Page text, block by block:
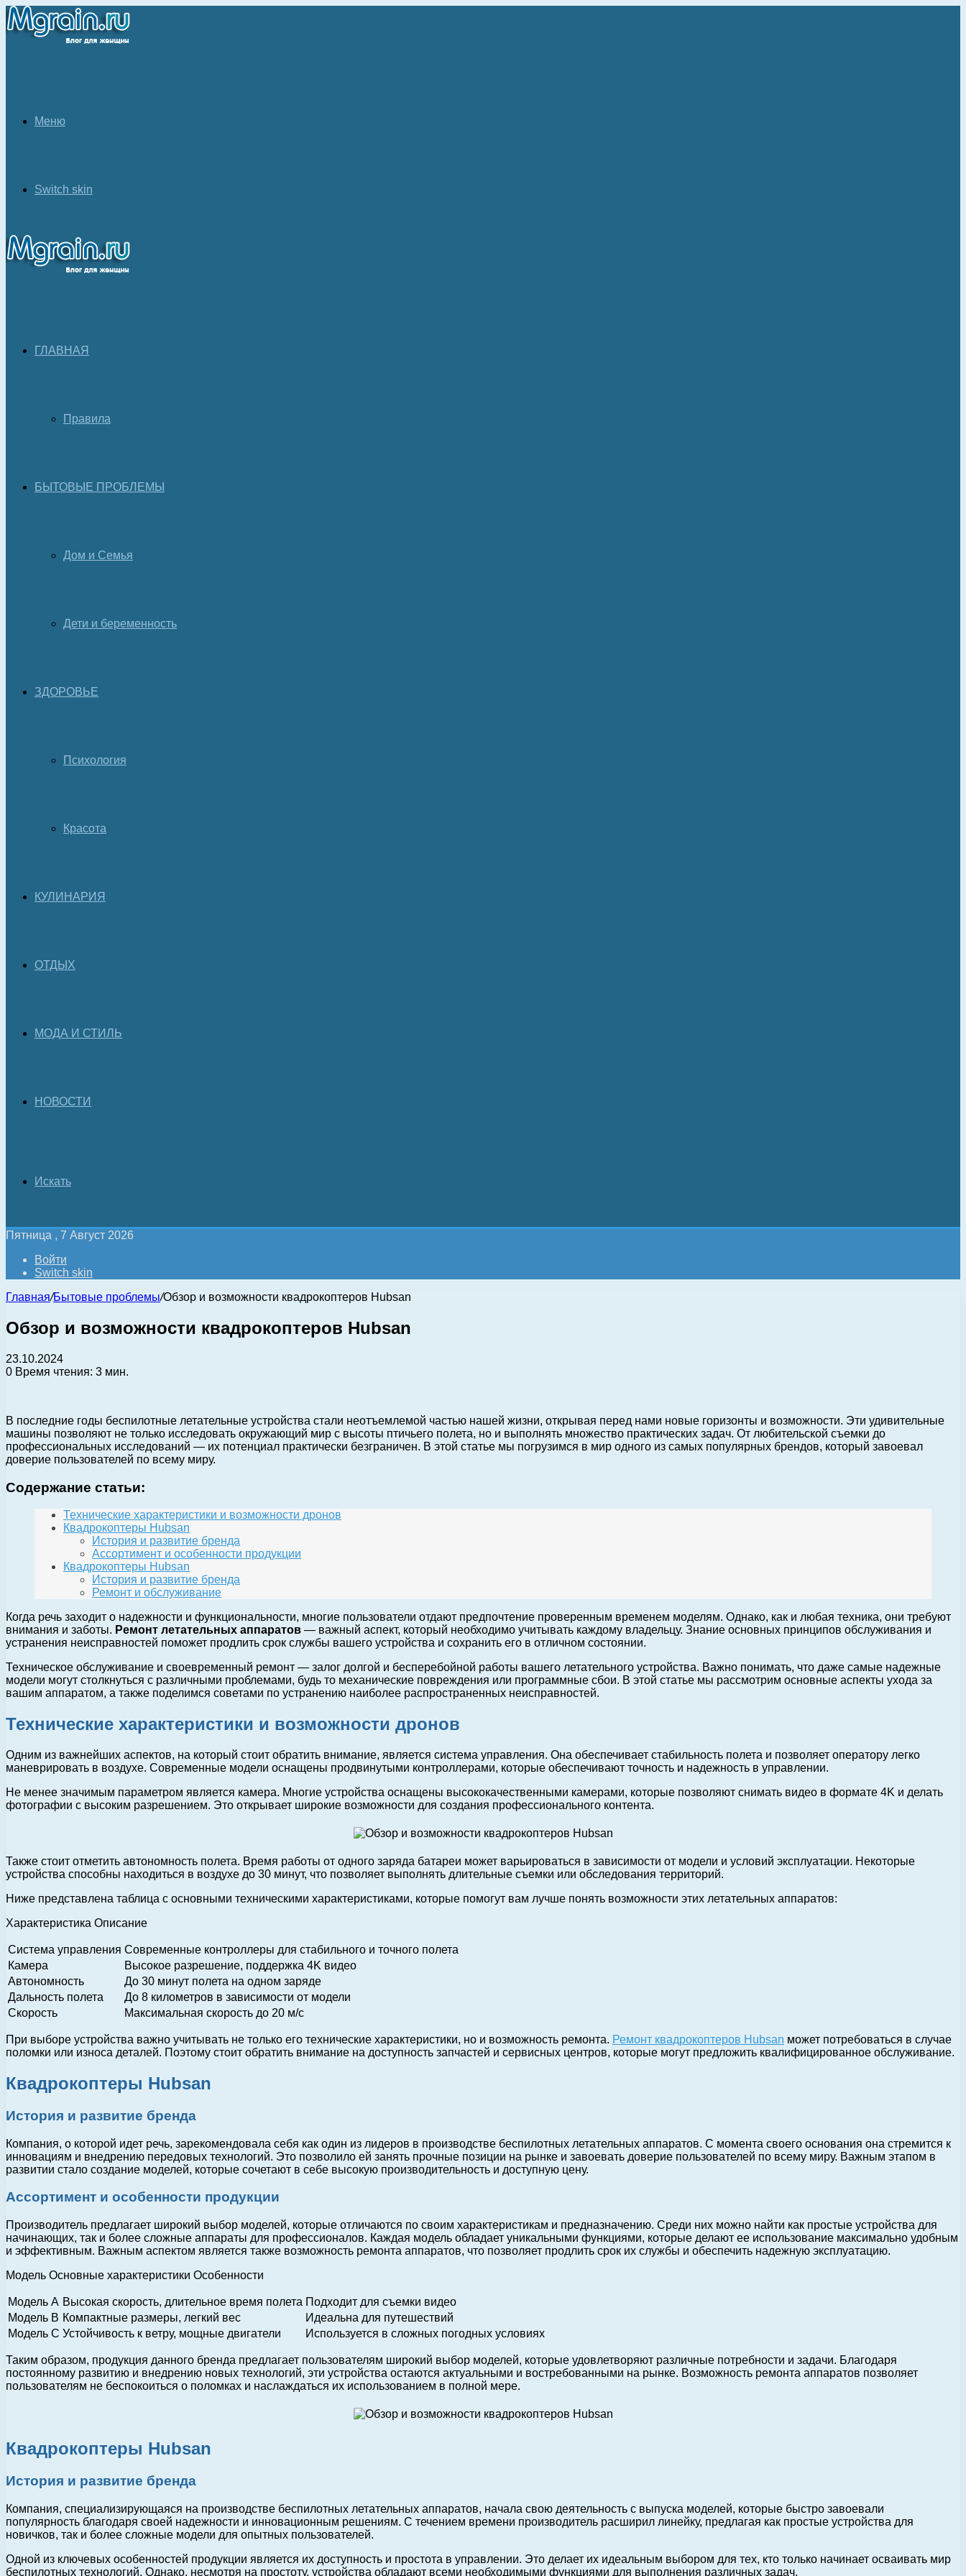
Меню
Switch skin
ГЛАВНАЯ
Правила
БЫТОВЫЕ ПРОБЛЕМЫ
Дом и Семья
Дети и беременность
ЗДОРОВЬЕ
Психология
Красота
КУЛИНАРИЯ
ОТДЫХ
МОДА И СТИЛЬ
НОВОСТИ
Искать
Пятница , 7 Август 2026
Войти
Switch skin
Главная/Бытовые проблемы/Обзор и возможности квадрокоптеров Hubsan
Обзор и возможности квадрокоптеров Hubsan
23.10.2024
0 Время чтения: 3 мин.
В последние годы беспилотные летательные устройства стали неотъемлемой частью нашей жизни, открывая перед нами новые горизонты и возможности. Эти удивительные
машины позволяют не только исследовать окружающий мир с высоты птичьего полета, но и выполнять множество практических задач. От любительской съемки до
профессиональных исследований — их потенциал практически безграничен. В этой статье мы погрузимся в мир одного из самых популярных брендов, который завоевал
доверие пользователей по всему миру.
Содержание статьи:
Технические характеристики и возможности дронов
Квадрокоптеры Hubsan
История и развитие бренда
Ассортимент и особенности продукции
Квадрокоптеры Hubsan
История и развитие бренда
Ремонт и обслуживание
Когда речь заходит о надежности и функциональности, многие пользователи отдают предпочтение проверенным временем моделям. Однако, как и любая техника, они требуют
внимания и заботы. Ремонт летательных аппаратов — важный аспект, который необходимо учитывать каждому владельцу. Знание основных принципов обслуживания и
устранения неисправностей поможет продлить срок службы вашего устройства и сохранить его в отличном состоянии.
Техническое обслуживание и своевременный ремонт — залог долгой и бесперебойной работы вашего летательного устройства. Важно понимать, что даже самые надежные
модели могут столкнуться с различными проблемами, будь то механические повреждения или программные сбои. В этой статье мы рассмотрим основные аспекты ухода за
вашим аппаратом, а также поделимся советами по устранению наиболее распространенных неисправностей.
Технические характеристики и возможности дронов
Одним из важнейших аспектов, на который стоит обратить внимание, является система управления. Она обеспечивает стабильность полета и позволяет оператору легко
маневрировать в воздухе. Современные модели оснащены продвинутыми контроллерами, которые обеспечивают точность и надежность в управлении.
Не менее значимым параметром является камера. Многие устройства оснащены высококачественными камерами, которые позволяют снимать видео в формате 4K и делать
фотографии с высоким разрешением. Это открывает широкие возможности для создания профессионального контента.
Также стоит отметить автономность полета. Время работы от одного заряда батареи может варьироваться в зависимости от модели и условий эксплуатации. Некоторые
устройства способны находиться в воздухе до 30 минут, что позволяет выполнять длительные съемки или обследования территорий.
Ниже представлена таблица с основными техническими характеристиками, которые помогут вам лучше понять возможности этих летательных аппаратов:
Характеристика Описание
Система управления Современные контроллеры для стабильного и точного полета
Камера
Высокое разрешение, поддержка 4K видео
Автономность
До 30 минут полета на одном заряде
Дальность полета
До 8 километров в зависимости от модели
Скорость
Максимальная скорость до 20 м/с
При выборе устройства важно учитывать не только его технические характеристики, но и возможность ремонта. Ремонт квадрокоптеров Hubsan может потребоваться в случае
поломки или износа деталей. Поэтому стоит обратить внимание на доступность запчастей и сервисных центров, которые могут предложить квалифицированное обслуживание.
Квадрокоптеры Hubsan
История и развитие бренда
Компания, о которой идет речь, зарекомендовала себя как один из лидеров в производстве беспилотных летательных аппаратов. С момента своего основания она стремится к
инновациям и внедрению передовых технологий. Это позволило ей занять прочные позиции на рынке и завоевать доверие пользователей по всему миру. Важным этапом в
развитии стало создание моделей, которые сочетают в себе высокую производительность и доступную цену.
Ассортимент и особенности продукции
Производитель предлагает широкий выбор моделей, которые отличаются по своим характеристикам и предназначению. Среди них можно найти как простые устройства для
начинающих, так и более сложные аппараты для профессионалов. Каждая модель обладает уникальными функциями, которые делают ее использование максимально удобным
и эффективным. Важным аспектом является также возможность ремонта аппаратов, что позволяет продлить срок их службы и обеспечить надежную эксплуатацию.
Модель Основные характеристики Особенности
Модель A Высокая скорость, длительное время полета Подходит для съемки видео
Модель B Компактные размеры, легкий вес
Идеальна для путешествий
Модель C Устойчивость к ветру, мощные двигатели Используется в сложных погодных условиях
Таким образом, продукция данного бренда предлагает пользователям широкий выбор моделей, которые удовлетворяют различные потребности и задачи. Благодаря
постоянному развитию и внедрению новых технологий, эти устройства остаются актуальными и востребованными на рынке. Возможность ремонта аппаратов позволяет
пользователям не беспокоиться о поломках и наслаждаться их использованием в полной мере.
Квадрокоптеры Hubsan
История и развитие бренда
Компания, специализирующаяся на производстве беспилотных летательных аппаратов, начала свою деятельность с выпуска моделей, которые быстро завоевали
популярность благодаря своей надежности и инновационным решениям. С течением времени производитель расширил линейку, предлагая как простые устройства для
новичков, так и более сложные модели для опытных пользователей.
Одной из ключевых особенностей продукции является их доступность и простота в управлении. Это делает их идеальным выбором для тех, кто только начинает осваивать мир
беспилотных технологий. Однако, несмотря на простоту, устройства обладают всеми необходимыми функциями для выполнения различных задач.